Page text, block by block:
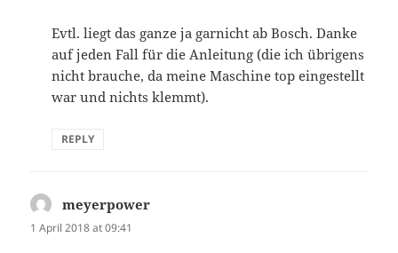
Evtl. liegt das ganze ja garnicht ab Bosch. Danke
auf jeden Fall für die Anleitung (die ich übrigens
nicht brauche, da meine Maschine top eingestellt
war und nichts klemmt).
REPLY
meyerpower
1 April 2018 at 09:41